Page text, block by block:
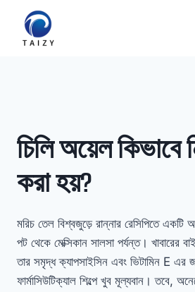
content
চিলি অয়েল কিভাবে
করা হয়?
মরিচ তেল বিশ্বজুড়ে রান্নার রেসিপিতে একটি
পট থেকে মেক্সিকান সালসা পর্যন্ত। খাবারের
তার সমৃদ্ধ ক্যাপসাইসিন এবং ভিটামিন E এর
ফার্মাসিউটিক্যাল শিল্পে খুব মূল্যবান। তবে,